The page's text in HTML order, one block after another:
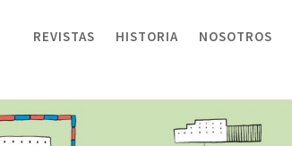
REVISTAS HISTORIA NOSOTROS